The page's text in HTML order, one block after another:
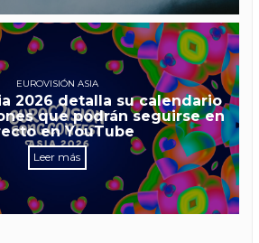
EUROVISIÓN ASIA
2026 detalla su calendario
que podrán seguirse en
en YouTube
Leer más